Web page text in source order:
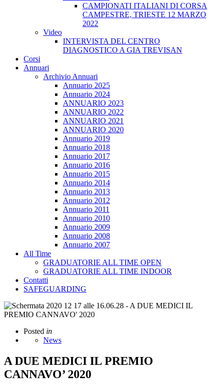
CAMPIONATI ITALIANI DI CORSA
CAMPESTRE, TRIESTE 12 MARZO
2022
Video
INTERVISTA DEL CENTRO
DIAGNOSTICO A GIA TREVISAN
Corsi
Annuari
Archivio Annuari
Annuario 2025
Annuario 2024
ANNUARIO 2023
ANNUARIO 2022
ANNUARIO 2021
ANNUARIO 2020
Annuario 2019
Annuario 2018
Annuario 2017
Annuario 2016
Annuario 2015
Annuario 2014
Annuario 2013
Annuario 2012
Annuario 2011
Annuario 2010
Annuario 2009
Annuario 2008
Annuario 2007
All Time
GRADUATORIE ALL TIME OPEN
GRADUATORIE ALL TIME INDOOR
Contatti
SAFEGUARDING
Posted in
News
A DUE MEDICI IL PREMIO
CANNAVO’ 2020